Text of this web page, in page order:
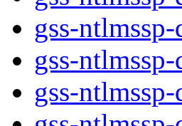
gss-
gss-
gss-